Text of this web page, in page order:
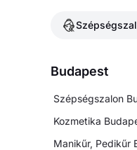
Budapest
Szépségszalon
Kozmetika
Manikűr, Pedikűr